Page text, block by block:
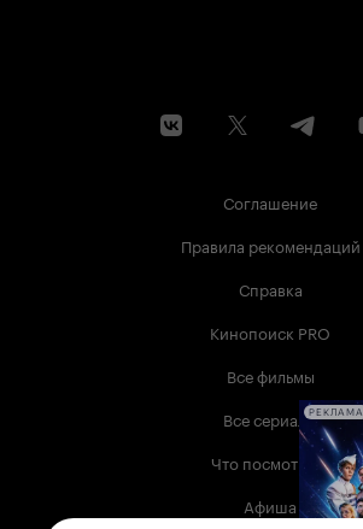
Соглашение
Правила рекомендаций
Справка
Кинопоиск PRO
Все фильмы
Все сериалы
Что посмотреть
Афиша
РЕКЛАМА